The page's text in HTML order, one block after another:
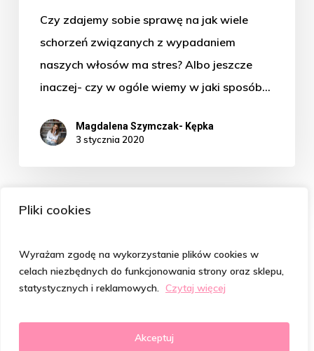
Pliki cookies
Wyrażam zgodę na wykorzystanie plików cookies w
celach niezbędnych do funkcjonowania strony oraz sklepu,
statystycznych i reklamowych. Czytaj więcej
Akceptuj
Czy zdajemy sobie sprawę na jak wiele
schorzeń związanych z wypadaniem
naszych włosów ma stres? Albo jeszcze
inaczej- czy w ogóle wiemy w jaki sposób…
Magdalena Szymczak- Kępka
3 stycznia 2020
© 2026 Psycholog od Włosów | Magdalena Szymczak-